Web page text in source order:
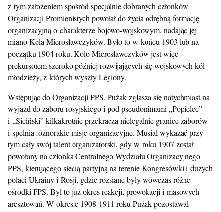
z tym założeniem spośród specjalnie dobranych członków
Organizacji Promienistych powołał do życia odrębną formację
organizacyjną o charakterze bojowo-wojskowym, nadając jej
miano Koła Mierosławczyków. Było to w końcu 1903 lub na
początku 1904 roku. Koło Mierosławczyków jest więc
prekursorem szeroko później rozwijających się wojskowych kół
młodzieży, z których wyszły Legiony.
Wstępując do Organizacji PPS, Pużak zgłasza się natychmiast na
wyjazd do zaboru rosyjskiego i pod pseudonimami „Popielec”
i „Siciński” kilkakrotnie przekracza nielegalnie granice zaborów
i spełnia różnorakie misje organizacyjne. Musiał wykazać przy
tym cały swój talent organizatorski, gdy w roku 1907 został
powołany na członka Centralnego Wydziału Organizacyjnego
PPS, kierującego siecią partyjną na terenie Kongresówki i dużych
połaci Ukrainy i Rosji, gdzie rozsiane były wówczas różne
ośrodki PPS. Był to już okres reakcji, prowokacji i masowych
aresztowań. W okresie 1908-1911 roku Pużak pozostawał